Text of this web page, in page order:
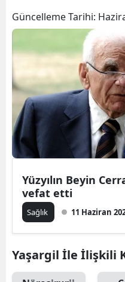
Güncelleme Tarihi:
Yüzyılın Beyin
vefat etti
Sağlık 11 Haziran
Yaşargil İle İlişkili